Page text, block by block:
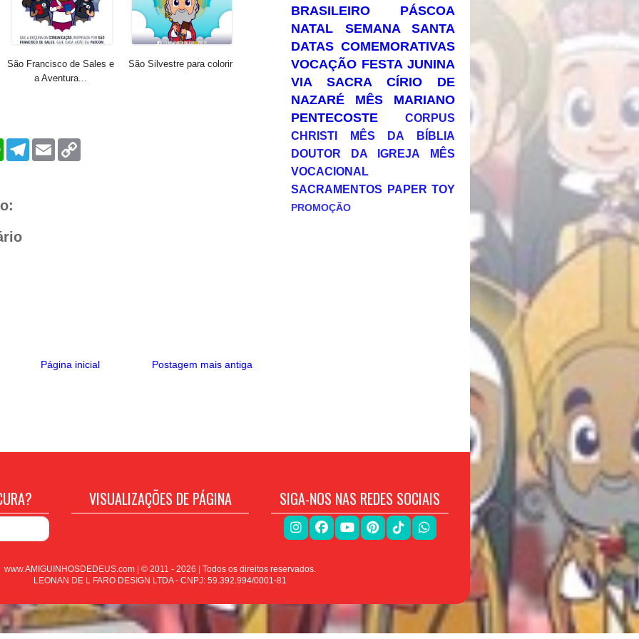
São Francisco de Sales e
a Aventura...
São Silvestre para colorir
W
A
p
T
E
m
Postagem mais antiga
Página inicial
BRASILEIRO
PÁSCOA
NATAL
SEMANA SANTA
DATAS COMEMORATIVAS
VOCAÇÃO FESTA JUNINA
VIA SACRA
CÍRIO DE
NAZARÉ
MÊS MARIANO
PENTECOSTE
CORPUS
CHRISTI
MÊS DA BÍBLIA
DOUTOR DA IGREJA
MÊS
VOCACIONAL
SACRAMENTOS PAPER TOY
PROMOÇÃO
VISUALIZAÇÕES DE PÁGINA SIGA-NOS NAS REDES SOCIAIS
www.AMIGUINHOSDEDEUS.com | © 2011 - 2026 | Todos os direitos reservados.
LEONAN DE L FARO DESIGN LTDA - CNPJ: 59.392.994/0001-81